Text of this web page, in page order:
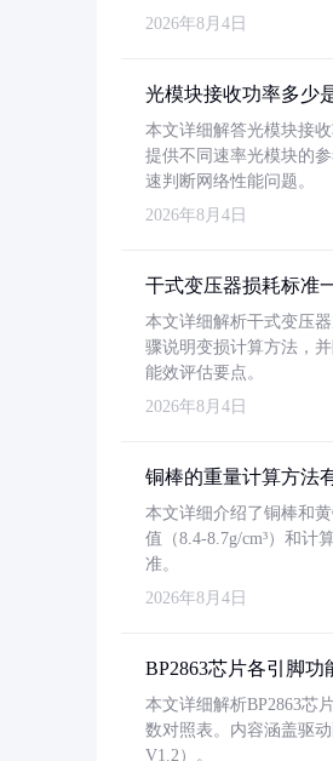
2026年8月4日
光模块接收功率多少
本文详细解答光模块接
提供不同速率光模块的
速判断网络性能问题。
2026年8月4日
干式变压器损耗标准
本文详细解析干式变压
骤说明变损计算方法，
能效评估要点。
2026年8月4日
铜棒的重量计算方法
本文详细介绍了铜棒和
值（8.4-8.7g/cm³）和计
准。
2026年8月4日
BP2863芯片各引脚功
本文详细解析BP2863芯
数对照表。内容涵盖驱
V1.2）。